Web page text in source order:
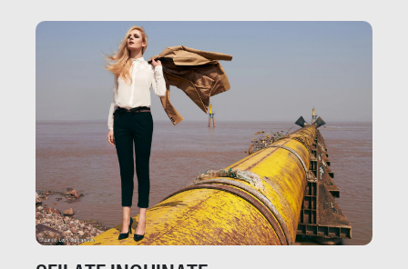
trae un guadagno. In questo reportage vediamo
quale e come.